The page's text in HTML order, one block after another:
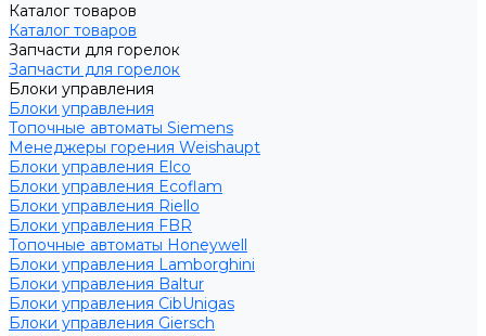
Каталог товаров
Каталог товаров
Запчасти для горелок
Запчасти для горелок
Блоки управления
Блоки управления
Топочные автоматы Siemens
Менеджеры горения Weishaupt
Блоки управления Elco
Блоки управления Ecoflam
Блоки управления Riello
Блоки управления FBR
Топочные автоматы Honeywell
Блоки управления Lamborghini
Блоки управления Baltur
Блоки управления CibUnigas
Блоки управления Giersch